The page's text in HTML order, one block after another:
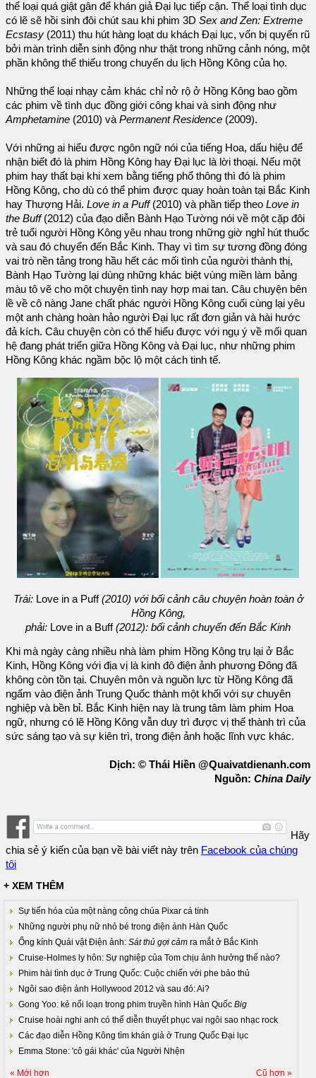
thể loại quá giật gân để khán giả Đại lục tiếp cận. Thể loại tình dục
có lẽ sẽ hồi sinh đôi chút sau khi phim 3D Sex and Zen: Extreme
Ecstasy (2011) thu hút hàng loạt du khách Đại lục, vốn bị quyến rũ
bởi màn trình diễn sinh động như thật trong những cảnh nóng, một
phần không thể thiếu trong chuyến du lịch Hồng Kông của họ.
Những thể loại nhạy cảm khác chỉ nở rộ ở Hồng Kông bao gồm
các phim về tình dục đồng giới công khai và sinh động như
Amphetamine (2010) vàPermanent Residence (2009).
Với những ai hiểu được ngôn ngữ nói của tiếng Hoa, dấu hiệu để
nhận biết đó là phim Hồng Kông hay Đại lục là lời thoại. Nếu một
phim hay thất bại khi xem bằng tiếng phổ thông thì đó là phim
Hồng Kông, cho dù có thể phim được quay hoàn toàn tại Bắc Kinh
hay Thượng Hải. Love in a Puff(2010) và phần tiếp theo Love in
the Buff(2012) của đạo diễn Bành Hạo Tường nói về một cặp đôi
trẻ tuổi người Hồng Kông yêu nhau trong những giờ nghỉ hút thuốc
và sau đó chuyển đến Bắc Kinh. Thay vì tìm sự tương đồng đóng
vai trò nền tảng trong hầu hết các mối tình của người thành thị,
Bành Hạo Tường lại dùng những khác biệt vùng miền làm bảng
màu tô vẽ cho một chuyện tình nay hợp mai tan. Câu chuyện bên
lề về cô nàng Jane chất phác người Hồng Kông cuối cùng lại yêu
một anh chàng hoàn hảo người Đại lục rất đơn giản và hài hước
đả kích. Câu chuyện còn có thể hiểu được với ngụ ý về mối quan
hệ đang phát triển giữa Hồng Kông và Đại lục, như những phim
Hồng Kông khác ngầm bộc lộ một cách tinh tế.
Trái:Love in a Puff(2010) với bối cảnh câu chuyện hoàn toàn ở
Hồng Kông,
phải: Love in a Buff(2012): bối cảnh chuyển đến Bắc Kinh
Khi mà ngày càng nhiều nhà làm phim Hồng Kông trụ lại ở Bắc
Kinh, Hồng Kông với địa vị là kinh đô điện ảnh phương Đông đã
không còn tồn tại. Chuyên môn và nguồn lực từ Hồng Kông đã
ngấm vào điện ảnh Trung Quốc thành một khối với sự chuyên
nghiệp và bền bỉ. Bắc Kinh hiện nay là trung tâm làm phim Hoa
ngữ, nhưng có lẽ Hồng Kông vẫn duy trì được vị thế thành trì của
sức sáng tạo và sự kiên trì, trong điện ảnh hoặc lĩnh vực khác.
Dịch: © Thái Hiền @Quaivatdienanh.com
Nguồn: China Daily
Hãy
chia sẻ ý kiến của bạn về bài viết này trên Facebook của chúng
tôi
+ XEM THÊM
Sự tiến hóa của một nàng công chúa Pixar cá tính
Những người phụ nữ nhỏ bé trong điện ảnh Hàn Quốc
Ống kính Quái vật Điện ảnh: Sát thủ gợi cảm ra mắt ở Bắc Kinh
Cruise-Holmes ly hôn: Sự nghiệp của Tom chịu ảnh hưởng thế nào?
Phim hài tình dục ở Trung Quốc: Cuộc chiến với phe bảo thủ
Ngôi sao điện ảnh Hollywood 2012 và sau đó: Ai?
Gong Yoo: kẻ nổi loạn trong phim truyền hình Hàn Quốc Big
Cruise hoài nghi anh có thể diễn thuyết phục vai ngôi sao nhạc rock
Các đạo diễn Hồng Kông tìm khán giả ở Trung Quốc Đại lục
Emma Stone: 'cô gái khác' của Người Nhện
« Mới hơn Cũ hơn »